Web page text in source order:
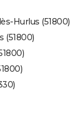
Hurlus (51800)
(51800)